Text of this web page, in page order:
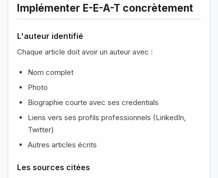
Implémenter E-E-A-T concrètement
L'auteur identifié
Chaque article doit avoir un auteur avec :
Nom complet
Photo
Biographie courte avec ses credentials
Liens vers ses profils professionnels (LinkedIn,
Twitter)
Autres articles écrits
Les sources citées